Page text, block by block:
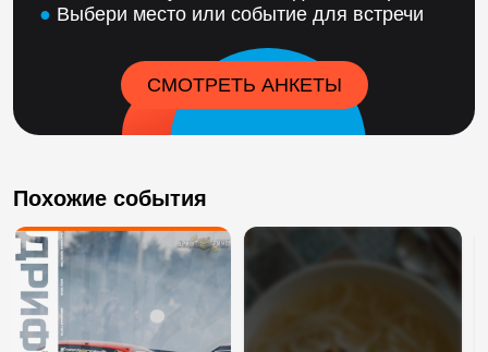
● Выбери место или событие для встречи
СМОТРЕТЬ АНКЕТЫ
Похожие события